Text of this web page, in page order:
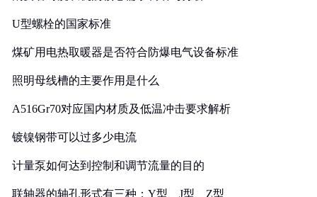
U型螺栓的国家标准
煤矿用电热取暖器是否符合防爆电气设备标准
照明母线槽的主要作用是什么
A516Gr70对应国内材质及低温冲击要求解析
镀镍钢带可以过多少电流
计量泵如何达到控制和调节流量的目的
联轴器的轴孔形式有三种：Y型、J型、Z型